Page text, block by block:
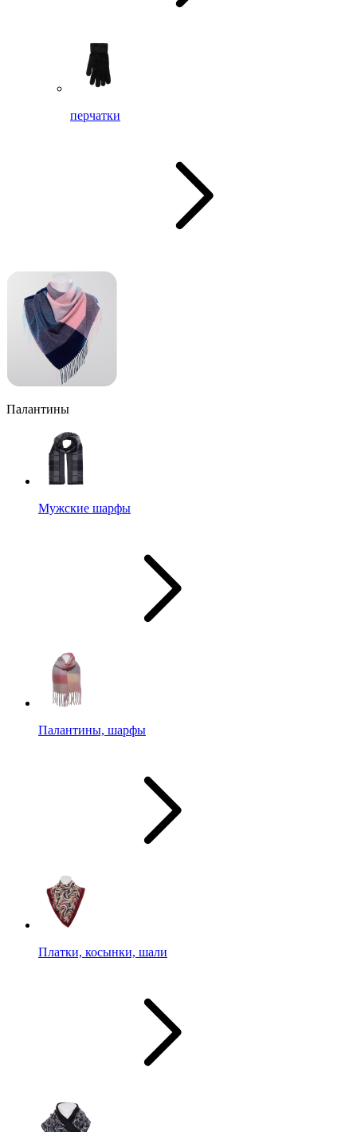
перчатки
Палантины
Мужские шарфы
Палантины, шарфы
Платки, косынки, шали